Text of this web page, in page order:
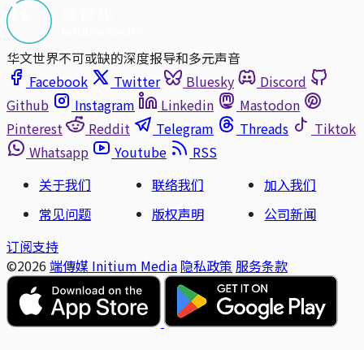
华文世界不可或缺的深度报导和多元声音
Facebook
Twitter Bluesky
Discord
Github
Instagram Linkedin
Mastodon
Pinterest
Reddit Telegram Threads
Tiktok
Whatsapp
Youtube
RSS
关于我们
联络我们
加入我们
常见问题
版权声明
公司新闻
订阅支持
©2026 端傳媒 Initium Media 隐私政策 服务条款